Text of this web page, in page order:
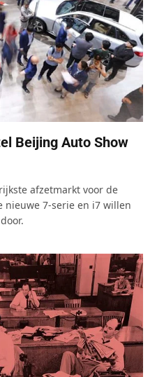
Beijing Auto Show
afzetmarkt voor de
nieuwe 7-serie en i7 willen